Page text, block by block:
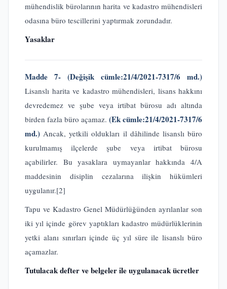
mühendislik bürolarının harita ve kadastro mühendisleri
odasına büro tescillerini yaptırmak zorundadır.
Yasaklar
Madde 7- (Değişik cümle:21/4/2021-7317/6 md.)
Lisanslı harita ve kadastro mühendisleri, lisans hakkını
devredemez ve şube veya irtibat bürosu adı altında
birden fazla büro açamaz. (Ek cümle:21/4/2021-7317/6
md.)Ancak, yetkili oldukları il dâhilinde lisanslı büro
kurulmamış ilçelerde şube veya irtibat bürosu
açabilirler. Bu yasaklara uymayanlar hakkında 4/A
maddesinin disiplin cezalarına ilişkin hükümleri
uygulanır.[2]
Tapu ve Kadastro Genel Müdürlüğünden ayrılanlar son
iki yıl içinde görev yaptıkları kadastro müdürlüklerinin
yetki alanı sınırları içinde üç yıl süre ile lisanslı büro
açamazlar.
Tutulacak defter ve belgeler ile uygulanacak ücretler